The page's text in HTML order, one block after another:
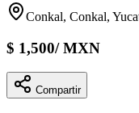
Conkal, Conkal,
$ 1,500/MXN
Compartir